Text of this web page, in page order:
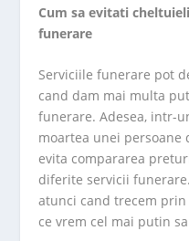
Cum sa evitati
funerare
Serviciile funerare pot
cand dam mai multa
funerare. Adesea, intr-
moartea unei persoane
evita compararea
diferite servicii
atunci cand trecem
ce vrem cel mai putin